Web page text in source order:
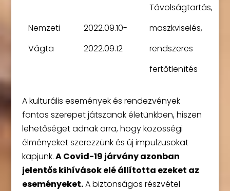
Nemzeti
Vágta
2022.09.10-
2022.09.12
Távolságtartás,
maszkviselés,
rendszeres
fertőtlenítés
A kulturális események és rendezvények
fontos szerepet játszanak életünkben, hiszen
lehetőséget adnak arra, hogy közösségi
élményeket szerezzünk és új impulzusokat
kapjunk.A Covid-19 járvány azonban
jelentős kihívások elé állította ezeket az
eseményeket.A biztonságos részvétel